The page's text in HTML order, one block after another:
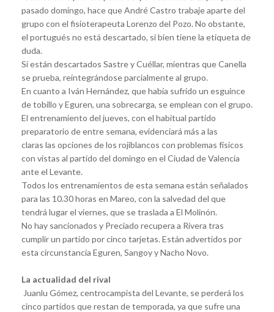
pasado domingo, hace que André Castro trabaje aparte del
grupo con el fisioterapeuta Lorenzo del Pozo. No obstante,
el portugués no está descartado, si bien tiene la etiqueta de
duda.
Sí están descartados Sastre y Cuéllar, mientras que Canella
se prueba, reintegrándose parcialmente al grupo.
En cuanto a Iván Hernández, que había sufrido un esguince
de tobillo y Eguren, una sobrecarga, se emplean con el grupo.
El entrenamiento del jueves, con el habitual partido
preparatorio de entre semana, evidenciará más a las
claras las opciones de los rojiblancos con problemas físicos
con vistas al partido del domingo en el Ciudad de Valencia
ante el Levante.
Todos los entrenamientos de esta semana están señalados
para las 10.30 horas en Mareo, con la salvedad del que
tendrá lugar el viernes, que se traslada a El Molinón.
No hay sancionados y Preciado recupera a Rivera tras
cumplir un partido por cinco tarjetas. Están advertidos por
esta circunstancia Eguren, Sangoy y Nacho Novo.
La actualidad del rival
Juanlu Gómez, centrocampista del Levante, se perderá los
cinco partidos que restan de temporada, ya que sufre una